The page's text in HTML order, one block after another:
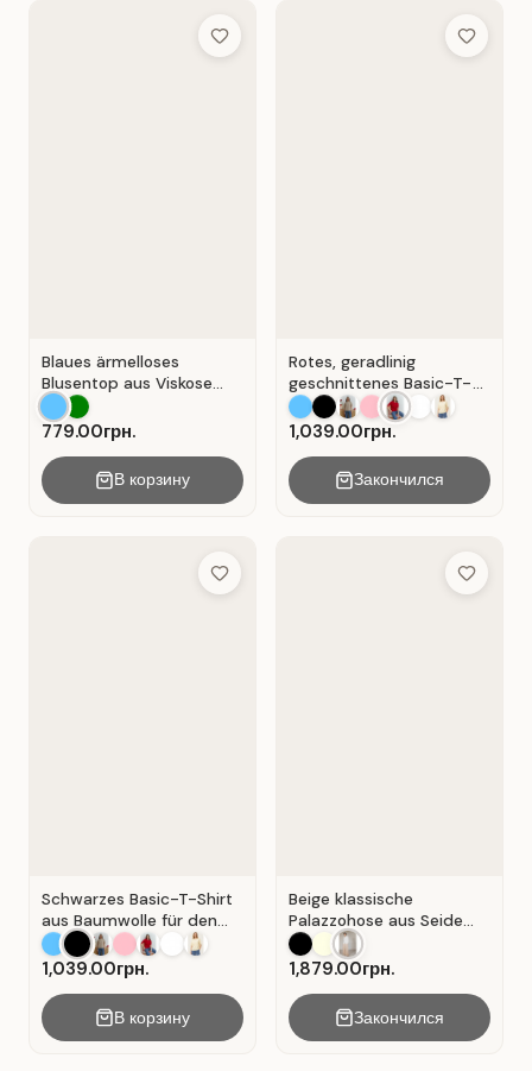
Add to Wish List
Blaues ärmelloses
Blusentop aus Viskose
mit V-Ausschnitt . Blau .
779.00грн.
В корзину
Add to
Rotes, geradlinig
geschnittenes Basic-T-
Shirt aus Baumwolle . Rot
.1,039.00грн.
Закончился
Add to Wish List
Schwarzes Basic-T-Shirt
aus Baumwolle für den
Alltag . Schwarz.
1,039.00грн.
В корзину
Add to
Beige klassische
Palazzohose aus Seide
mit Falten . Beige .
1,879.00грн.
Закончился